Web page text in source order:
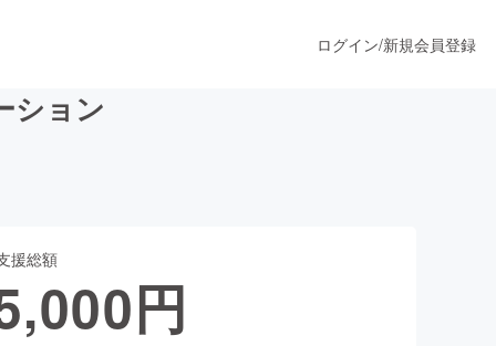
ファッション
ログイン/新規会員登録
ション
援総額
円